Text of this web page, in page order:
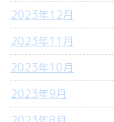
2023年12月
2023年11月
2023年10月
2023年9月